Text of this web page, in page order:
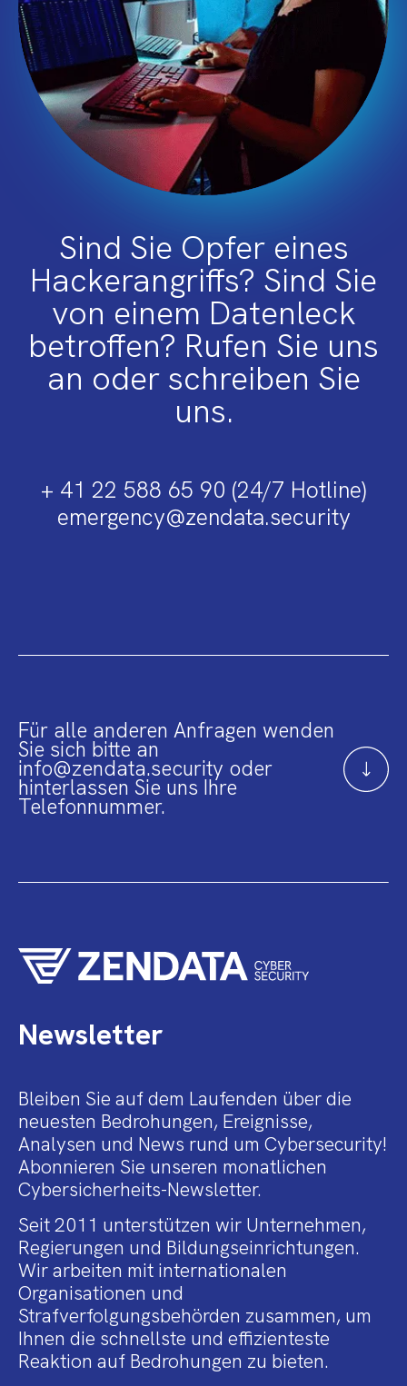
Sind Sie Opfer eines
Hackerangriffs? Sind Sie
von einem Datenleck
betroffen? Rufen Sie uns
an oder schreiben Sie
uns.
+ 41 22 588 65 90 (24/7 Hotline)
emergency@zendata.security
Für alle anderen Anfragen wenden
Sie sich bitte an
info@zendata.security oder
hinterlassen Sie uns Ihre
Telefonnummer.
Newsletter
Bleiben Sie auf dem Laufenden über die
neuesten Bedrohungen, Ereignisse,
Analysen und News rund um Cybersecurity!
Abonnieren Sie unseren monatlichen
Cybersicherheits-Newsletter.
Seit 2011 unterstützen wir Unternehmen,
Regierungen und Bildungseinrichtungen.
Wir arbeiten mit internationalen
Organisationen und
Strafverfolgungsbehörden zusammen, um
Ihnen die schnellste und effizienteste
Reaktion auf Bedrohungen zu bieten.